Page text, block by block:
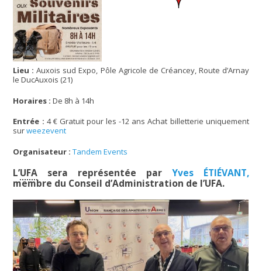
Lieu :Auxois sud Expo, Pôle Agricole de Créancey, Route d’Arnay
le DucAuxois (21)
Horaires : De 8h à 14h
Entrée : 4 € Gratuit pour les -12 ans Achat billetterie uniquement
surweezevent
Organisateur : Tandem Events
L’UFA sera représentée par Yves ÉTIÉVANT,
membre du Conseil d’Administration de l’UFA.